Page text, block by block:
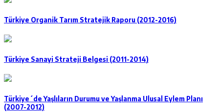
Türkiye Organik Tarım Stratejik Raporu (2012-2016)
Türkiye Sanayi Strateji Belgesi (2011-2014)
Türkiye´de Yaşlıların Durumu ve Yaşlanma Ulusal Eylem Planı
(2007-2012)